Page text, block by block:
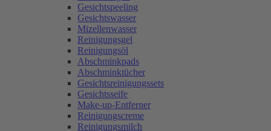
Gesichtspeeling
Gesichtswasser
Mizellenwasser
Reinigungsgel
Reinigungsöl
Abschminkpads
Abschminktücher
Gesichtsreinigungssets
Gesichtsseife
Make-up-Entferner
Reinigungscreme
Reinigungsmilch